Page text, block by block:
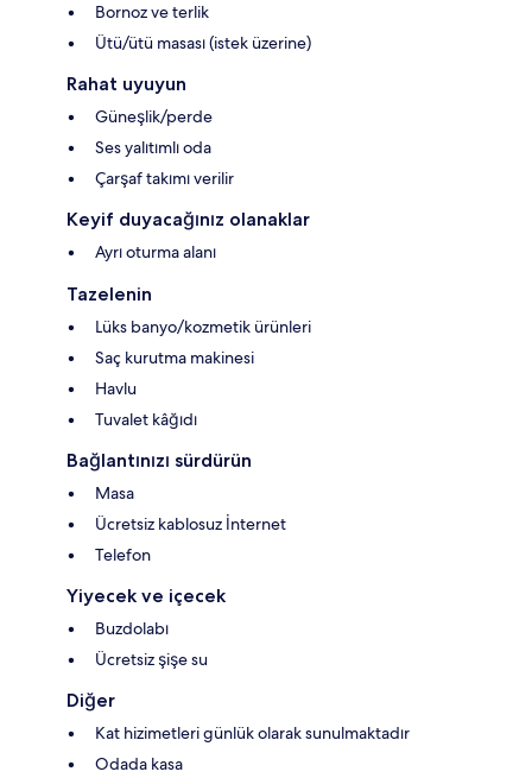
Bornoz ve terlik
Ütü/ütü masası (istek üzerine)
Rahat uyuyun
Güneşlik/perde
Ses yalıtımlı oda
Çarşaf takımı verilir
Keyif duyacağınız olanaklar
Ayrı oturma alanı
Tazelenin
Lüks banyo/kozmetik ürünleri
Saç kurutma makinesi
Havlu
Tuvalet kâğıdı
Bağlantınızı sürdürün
Masa
Ücretsiz kablosuz İnternet
Telefon
Yiyecek ve içecek
Buzdolabı
Ücretsiz şişe su
Diğer
Kat hizimetleri günlük olarak sunulmaktadır
Odada kasa